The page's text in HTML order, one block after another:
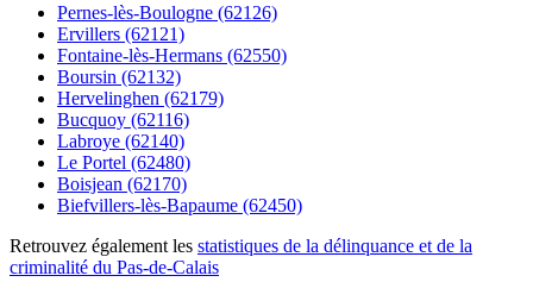
Pernes-lès-Boulogne (62126)
Ervillers (62121)
Fontaine-lès-Hermans (62550)
Boursin (62132)
Hervelinghen (62179)
Bucquoy (62116)
Labroye (62140)
Le Portel (62480)
Boisjean (62170)
Biefvillers-lès-Bapaume (62450)
Retrouvez également les statistiques de la délinquance et de la
criminalité du Pas-de-Calais